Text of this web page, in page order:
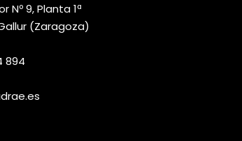
Nº 9, Planta 1ª
(Zaragoza)
894